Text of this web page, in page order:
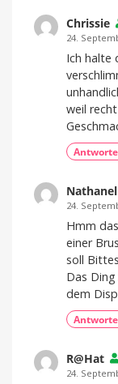
Chrissie
24.
Ich halte
weil
Nathanel
24.
Hmm
einer
soll
Das
dem
R@Hat
24.